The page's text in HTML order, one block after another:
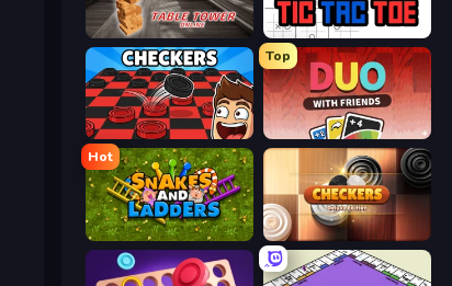
Table Tower Online Super Tic Tac Toe
Checkers & Draughts Multiplayer
Top
DUO With Friends
Hot
Snakes and Ladders